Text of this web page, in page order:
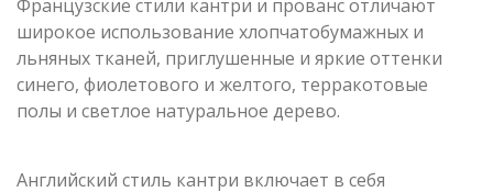
Французские стили кантри и прованс отличают
широкое использование хлопчатобумажных и
льняных тканей, приглушенные и яркие оттенки
синего, фиолетового и желтого, терракотовые
полы и светлое натуральное дерево.
Английский стиль кантри включает в себя